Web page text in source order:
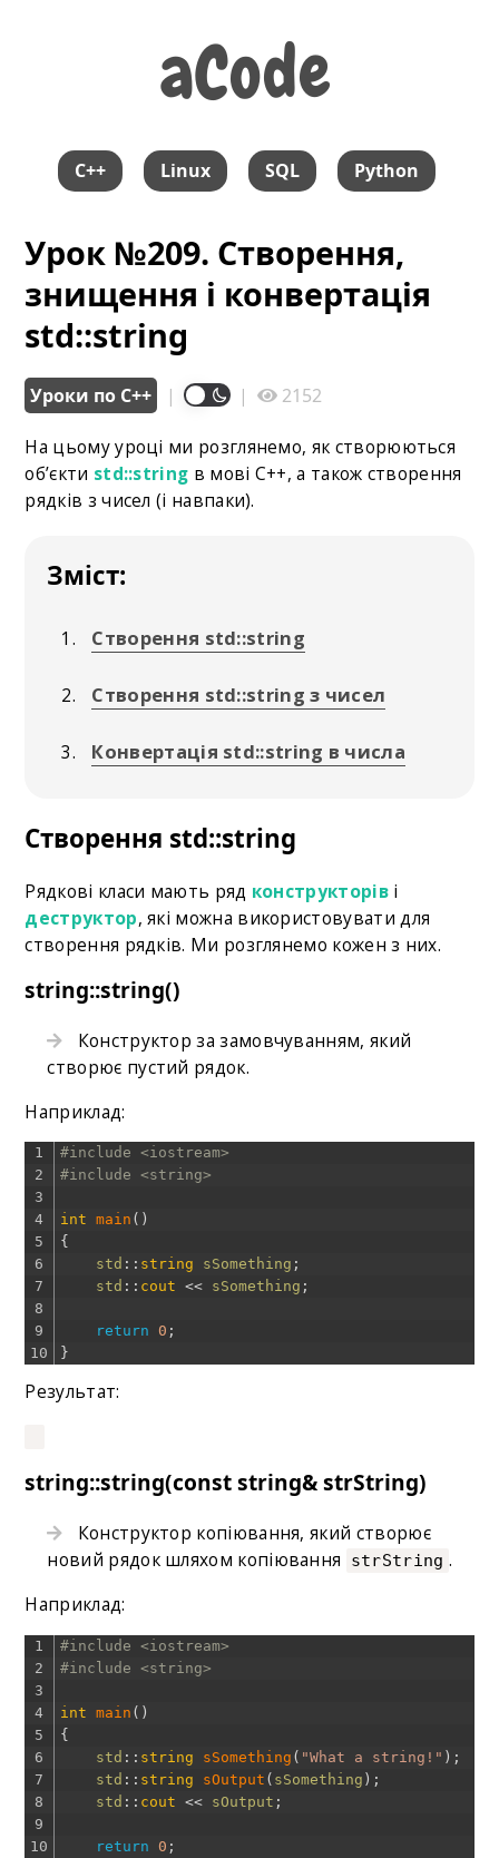
aCode
aCode
C++ Linux SQL Python
Урок №209. Створення,
знищення і конвертація
std::string
Уроки по С++ | | 2152
На цьому уроці ми розглянемо, як створюються
об’єкти std::string в мові С++, а також створення
рядків з чисел (і навпаки).
Зміст:
Створення std::string
Створення std::string з чисел
Конвертація std::string в числа
Створення std::string
Рядкові класи мають ряд конструкторіві
деструктор, які можна використовувати для
створення рядків. Ми розглянемо кожен з них.
string::string()
Конструктор за замовчуванням, який
створює пустий рядок.
Наприклад:
1
2
3
4
5
6
7
8
9
10
#include <iostream>
#include <string>
int main ( )
{
std :: string sSomething ;
std :: cout << sSomething ;
return 0 ;
}
Результат:
string::string(const string& strString)
Конструктор копіювання, який створює
новий рядок шляхом копіювання
strString .
Наприклад:
1
2
3
4
5
6
7
8
9
10
#include <iostream>
#include <string>
int main ( )
{
std :: string sSomething ( "What a string!" ) ;
std :: string sOutput ( sSomething ) ;
std :: cout << sOutput ;
return 0 ;